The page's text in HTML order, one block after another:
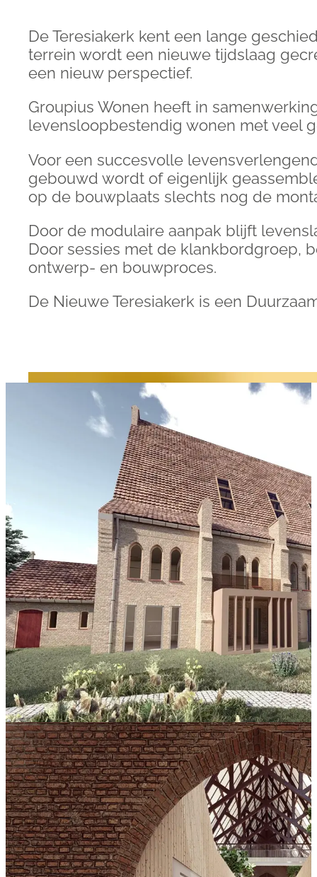
De Teresiakerk kent een lange
terrein wordt een nieuwe tijdslaag
een nieuw perspectief.
Groupius Wonen heeft in
levensloopbestendig wonen met veel
Voor een succesvolle
gebouwd wordt of eigenlijk
op de bouwplaats slechts nog de
Door de modulaire aanpak blijft
Door sessies met de klankbordgroep,
ontwerp- en bouwproces.
De Nieuwe Teresiakerk is een